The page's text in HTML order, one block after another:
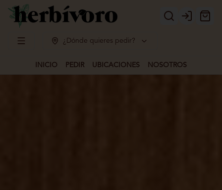
Login
¿Dónde quieres pedir?
INICIO PEDIR UBICACIONES NOSOTROS